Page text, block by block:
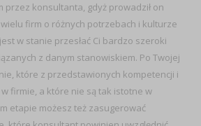
przez konsultanta, gdyż prowadził on
firm o różnych potrzebach i kulturze
w stanie przesłać Ci bardzo szeroki
z danym stanowiskiem. Po Twojej
które z przedstawionych kompetencji i
firmie, a które nie są tak istotne w
etapie możesz też zasugerować